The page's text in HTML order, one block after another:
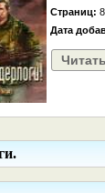
Страниц:
Дата
Читать